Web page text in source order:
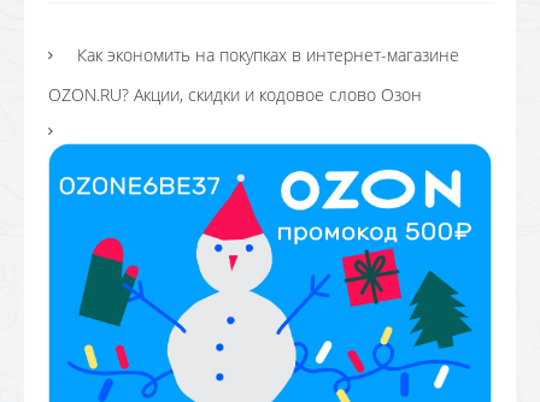
Как экономить на покупках в интернет-магазине
OZON.RU? Акции, скидки и кодовое слово Озон